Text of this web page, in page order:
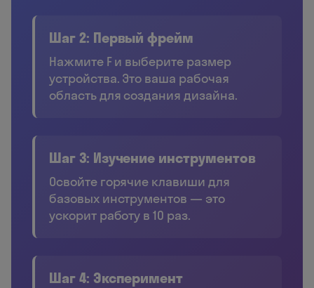
Шаг 2: Первый фрейм
Нажмите F и выберите размер
устройства. Это ваша рабочая
область для создания дизайна.
Шаг 3: Изучение инструментов
Освойте горячие клавиши для
базовых инструментов — это
ускорит работу в 10 раз.
Шаг 4: Эксперимент